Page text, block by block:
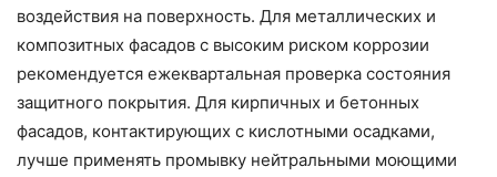
воздействия на поверхность. Для металлических и
композитных фасадов с высоким риском коррозии
рекомендуется ежеквартальная проверка состояния
защитного покрытия. Для кирпичных и бетонных
фасадов, контактирующих с кислотными осадками,
лучше применять промывку нейтральными моющими